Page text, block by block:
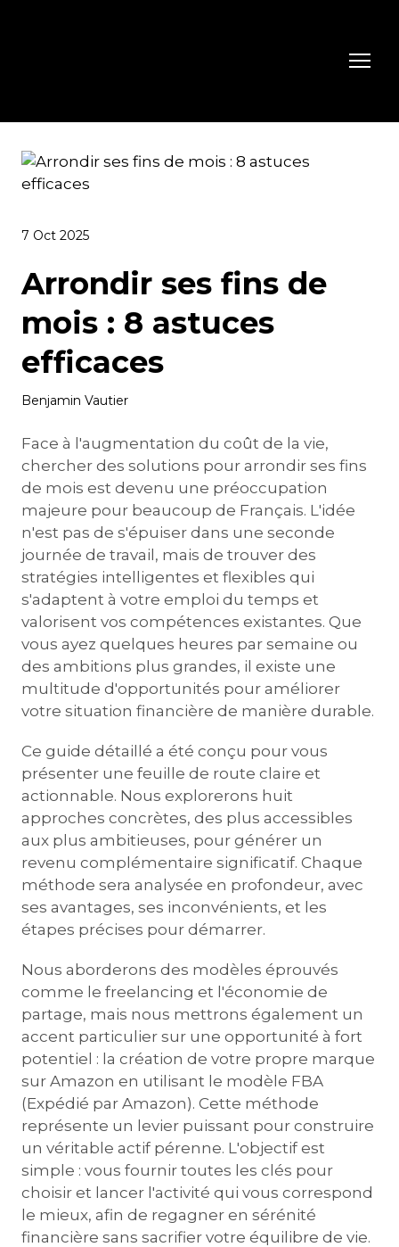
7 Oct 2025
Arrondir ses fins de
mois : 8 astuces
efficaces
Benjamin Vautier
Face à l'augmentation du coût de la vie,
chercher des solutions pour arrondir ses fins
de mois est devenu une préoccupation
majeure pour beaucoup de Français. L'idée
n'est pas de s'épuiser dans une seconde
journée de travail, mais de trouver des
stratégies intelligentes et flexibles qui
s'adaptent à votre emploi du temps et
valorisent vos compétences existantes. Que
vous ayez quelques heures par semaine ou
des ambitions plus grandes, il existe une
multitude d'opportunités pour améliorer
votre situation financière de manière durable.
Ce guide détaillé a été conçu pour vous
présenter une feuille de route claire et
actionnable. Nous explorerons huit
approches concrètes, des plus accessibles
aux plus ambitieuses, pour générer un
revenu complémentaire significatif. Chaque
méthode sera analysée en profondeur, avec
ses avantages, ses inconvénients, et les
étapes précises pour démarrer.
Nous aborderons des modèles éprouvés
comme le freelancing et l'économie de
partage, mais nous mettrons également un
accent particulier sur une opportunité à fort
potentiel : la création de votre propre marque
sur Amazon en utilisant le modèle FBA
(Expédié par Amazon). Cette méthode
représente un levier puissant pour construire
un véritable actif pérenne. L'objectif est
simple : vous fournir toutes les clés pour
choisir et lancer l'activité qui vous correspond
le mieux, afin de regagner en sérénité
financière sans sacrifier votre équilibre de vie.